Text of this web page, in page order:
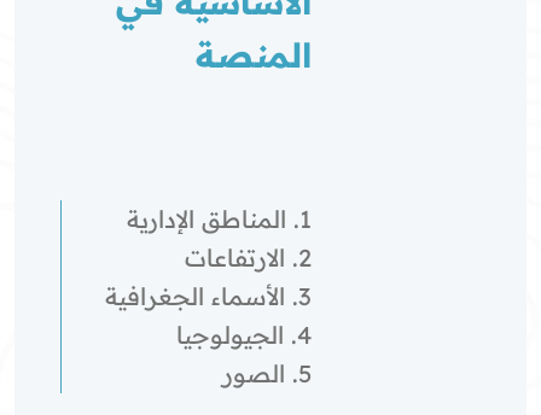
المنصة
1. المناطق الإدارية
2. الارتفاعات
3. الأسماء الجغرافية
4. الجيولوجيا
5. الصور